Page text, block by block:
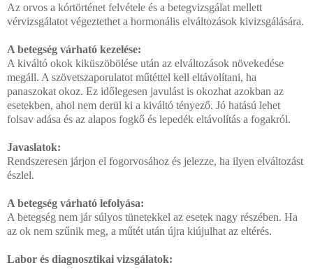
Az orvos a kórtörténet felvétele és a betegvizsgálat mellett
vérvizsgálatot végeztethet a hormonális elváltozások kivizsgálására.
A betegség várható kezelése:
A kiváltó okok kiküszöbölése után az elváltozások növekedése
megáll. A szövetszaporulatot műtéttel kell eltávolítani, ha
panaszokat okoz. Ez időlegesen javulást is okozhat azokban az
esetekben, ahol nem derül ki a kiváltó tényező. Jó hatású lehet
folsav adása és az alapos fogkő és lepedék eltávolítás a fogakról.
Javaslatok:
Rendszeresen járjon el fogorvosához és jelezze, ha ilyen elváltozást
észlel.
A betegség várható lefolyása:
A betegség nem jár súlyos tünetekkel az esetek nagy részében. Ha
az ok nem szűnik meg, a műtét után újra kiújulhat az eltérés.
Labor és diagnosztikai vizsgálatok: